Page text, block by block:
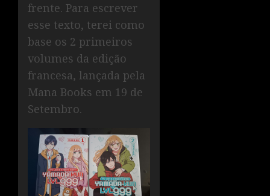
frente. Para escrever
esse texto, terei como
base os 2 primeiros
volumes da edição
francesa, lançada pela
Mana Books em 19 de
Setembro.